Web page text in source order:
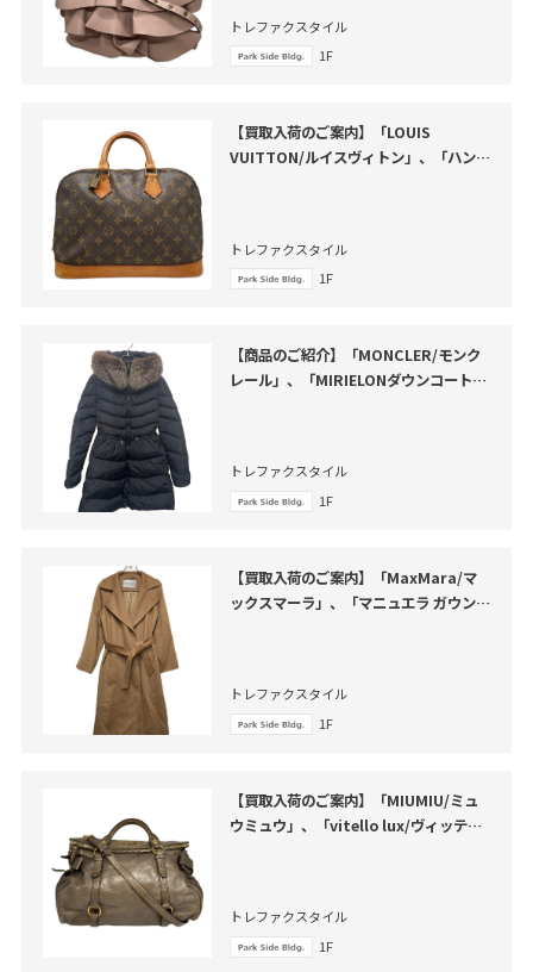
トレファクスタイル
1F
【買取入荷のご案内】「LOUIS
VUITTON/ルイスヴィトン」、「ハンド
トレファクスタイル
1F
【商品のご紹介】「MONCLER/モンク
レール」、「MIRIELONダウンコート」
トレファクスタイル
1F
【買取入荷のご案内】「MaxMara/マ
ックスマーラ」、「マニュエラ ガウンコ
トレファクスタイル
1F
【買取入荷のご案内】「MIUMIU/ミュ
ウミュウ」、「vitello lux/ヴィッテロ
トレファクスタイル
1F